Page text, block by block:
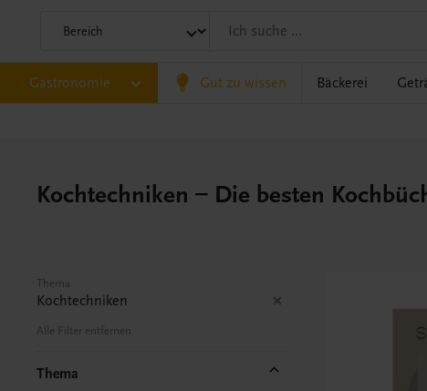
Gastronomie Gut zu wissen Bäckerei
Kochtechniken – Die besten
Thema
Kochtechniken
Alle Filter entfernen
Thema